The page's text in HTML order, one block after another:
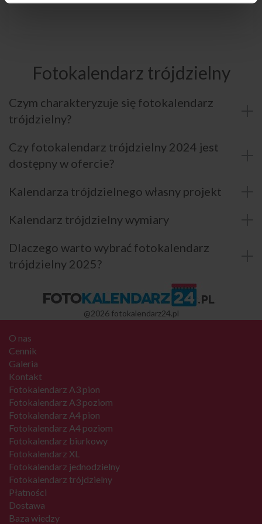
Fotokalendarz trójdzielny
Czym charakteryzuje się fotokalendarz
trójdzielny?
Czy fotokalendarz trójdzielny 2024 jest
dostępny w ofercie?
Kalendarza trójdzielnego własny projekt
Kalendarz trójdzielny wymiary
Dlaczego warto wybrać fotokalendarz
trójdzielny 2025?
@2026 fotokalendarz24.pl
O nas
Cennik
Galeria
Kontakt
Fotokalendarz A3 pion
Fotokalendarz A3 poziom
Fotokalendarz A4 pion
Fotokalendarz A4 poziom
Fotokalendarz biurkowy
Fotokalendarz XL
Fotokalendarz jednodzielny
Fotokalendarz trójdzielny
Płatności
Dostawa
Baza wiedzy